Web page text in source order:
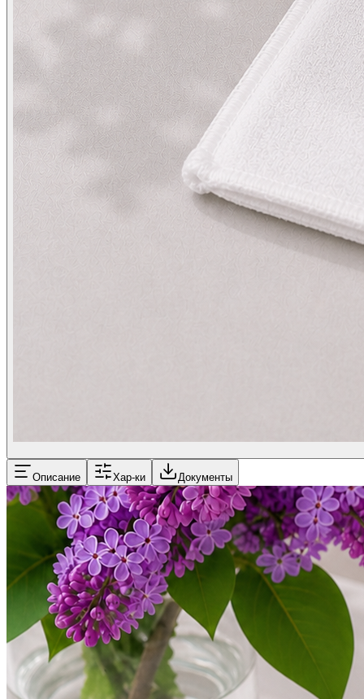
Описание Хар-ки Документы